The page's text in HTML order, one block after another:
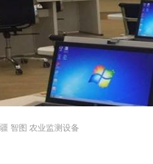
智图 农业监测设备